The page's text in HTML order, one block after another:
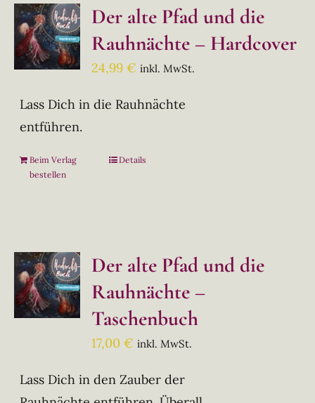
Der alte Pfad und die
Rauhnächte – Hardcover
24,99€ inkl. MwSt.
Lass Dich in die Rauhnächte
entführen.
Beim Verlag
bestellen
Details
Der alte Pfad und die
Rauhnächte –
Taschenbuch
17,00€ inkl. MwSt.
Lass Dich in den Zauber der